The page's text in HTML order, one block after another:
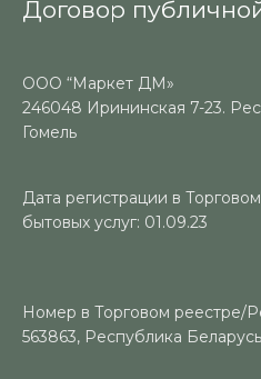
Договор
ООО “Маркет ДМ»
246048 Ирининская 7-23.
Гомель
Дата регистрации в
бытовых услуг: 01.09.23
Номер в Торговом реестре/
563863, Республика Беларусь